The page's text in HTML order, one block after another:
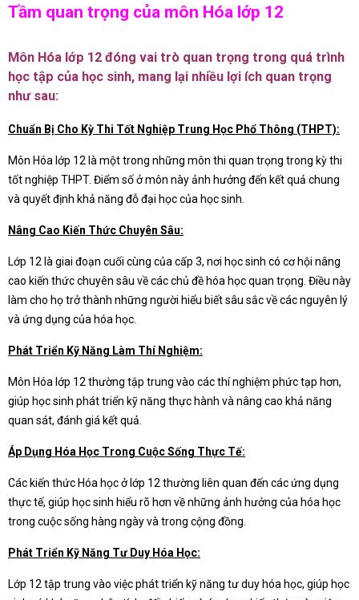
Tầm quan trọng của môn Hóa lớp 12
Môn Hóa lớp 12 đóng vai trò quan trọng trong quá trình
học tập của học sinh, mang lại nhiều lợi ích quan trọng
như sau:
Chuẩn Bị Cho Kỳ Thi Tốt Nghiệp Trung Học Phổ Thông (THPT):
Môn Hóa lớp 12 là một trong những môn thi quan trọng trong kỳ thi
tốt nghiệp THPT. Điểm số ở môn này ảnh hưởng đến kết quả chung
và quyết định khả năng đỗ đại học của học sinh.
Nâng Cao Kiến Thức Chuyên Sâu:
Lớp 12 là giai đoạn cuối cùng của cấp 3, nơi học sinh có cơ hội nâng
cao kiến thức chuyên sâu về các chủ đề hóa học quan trọng. Điều này
làm cho họ trở thành những người hiểu biết sâu sắc về các nguyên lý
và ứng dụng của hóa học.
Phát Triển Kỹ Năng Làm Thí Nghiệm:
Môn Hóa lớp 12 thường tập trung vào các thí nghiệm phức tạp hơn,
giúp học sinh phát triển kỹ năng thực hành và nâng cao khả năng
quan sát, đánh giá kết quả.
Áp Dụng Hóa Học Trong Cuộc Sống Thực Tế:
Các kiến thức Hóa học ở lớp 12 thường liên quan đến các ứng dụng
thực tế, giúp học sinh hiểu rõ hơn về những ảnh hưởng của hóa học
trong cuộc sống hàng ngày và trong cộng đồng.
Phát Triển Kỹ Năng Tư Duy Hóa Học:
Lớp 12 tập trung vào việc phát triển kỹ năng tư duy hóa học, giúp học